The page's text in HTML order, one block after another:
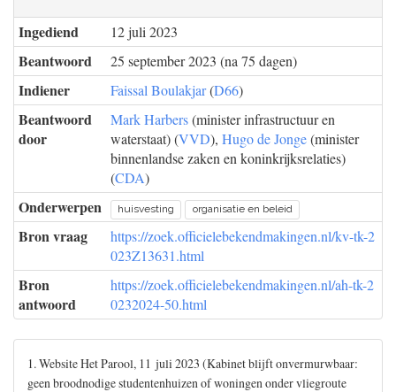
Ingediend 12 juli 2023
Beantwoord 25 september 2023 (na 75 dagen)
Indiener Faissal Boulakjar(D66)
Beantwoord
door
Mark Harbers(minister infrastructuur en
waterstaat) (VVD), Hugo de Jonge(minister
binnenlandse zaken en koninkrijksrelaties)
(CDA)
Onderwerpen huisvesting organisatie en beleid
Bron vraag
https://zoek.officielebekendmakingen.nl/kv-tk-2
023Z13631.html
Bron
antwoord
https://zoek.officielebekendmakingen.nl/ah-tk-2
0232024-50.html
1. Website Het Parool, 11 juli 2023 (Kabinet blijft onvermurwbaar:
geen broodnodige studentenhuizen of woningen onder vliegroute